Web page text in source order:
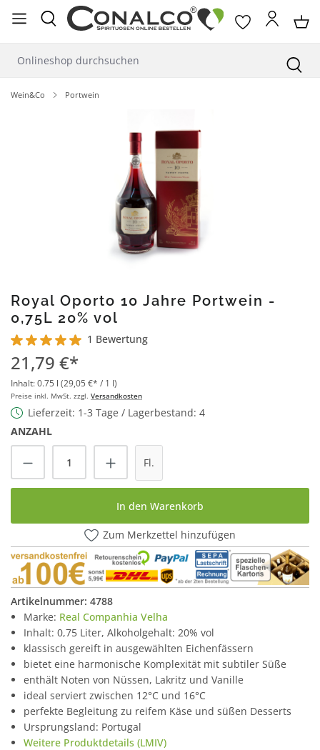
springen
Wein&Co Portwein
Royal Oporto 10 Jahre Portwein -
0,75L 20% vol
Durchschnittliche Bewertung von 5 von 5 Sternen
1 Bewertung
21,79 €*
Inhalt:0.75 l (29,05 €* / 1 l)
Preise inkl. MwSt. zzgl. Versandkosten
Lieferzeit: 1-3 Tage / Lagerbestand: 4
ANZAHL
Produkt Anzahl: Gib den gewünschten
Fl.
In den Warenkorb
Zum Merkzettel hinzufügen
Artikelnummer: 4788
Marke: Real Companhia Velha
Inhalt: 0,75 Liter, Alkoholgehalt: 20% vol
klassisch gereift in ausgewählten Eichenfässern
bietet eine harmonische Komplexität mit subtiler Süße
enthält Noten von Nüssen, Lakritz und Vanille
ideal serviert zwischen 12°C und 16°C
perfekte Begleitung zu reifem Käse und süßen Desserts
Ursprungsland: Portugal
Weitere Produktdetails (LMIV)